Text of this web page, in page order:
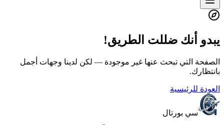
يبدو أنك ضللت الطريق!
الصفحة التي تبحث عنها غير موجودة — لكن لدينا وجهات أجمل
بانتظارك.
العودة للرئيسية
سي بورتال